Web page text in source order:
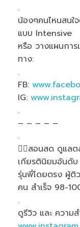
.
น้องๆคนไหนสนใ
แบบ Intensive
หรือ วางแผนกา
ทาง:
.
FB:
IG:
.
– – – – –
.
🙋‍♂️สอนสด ดูแล
เกียรตินิยมอันดั
รุ่นพี่โดยตรง ผู้ติ
คน สำเร็จ 98-
.
ดูรีวิว และ ความ